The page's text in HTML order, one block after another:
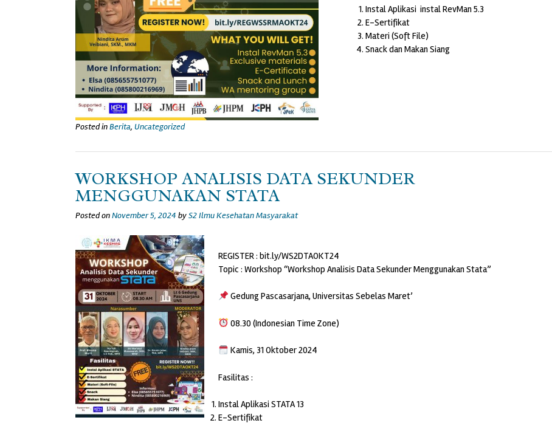
Instal Aplikasi instal RevMan 5.3
E-Sertifikat
Materi (Soft File)
Snack dan Makan Siang
Posted inBerita, Uncategorized
WORKSHOP ANALISIS DATA SEKUNDER
MENGGUNAKAN STATA
Posted onNovember 5, 2024byS2 Ilmu Kesehatan Masyarakat
REGISTER : bit.ly/WS2DTAOKT24
Topic : Workshop “Workshop Analisis Data Sekunder Menggunakan Stata”
Gedung Pascasarjana, Universitas Sebelas Maret’
08.30 (Indonesian Time Zone)
Kamis, 31 Oktober 2024
Fasilitas :
Instal Aplikasi STATA 13
E-Sertifikat